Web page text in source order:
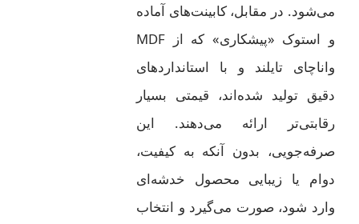
می‌شود. در مقابل، کابینت‌های آماده
و استوک «پیشکاری» که از MDF
واناچای تایلند و با استانداردهای
دقیق تولید شده‌اند، قیمتی بسیار
رقابتی‌تر ارائه می‌دهند. این
صرفه‌جویی، بدون آنکه به کیفیت،
دوام یا زیبایی محصول خدشه‌ای
وارد شود، صورت می‌گیرد و انتخاب